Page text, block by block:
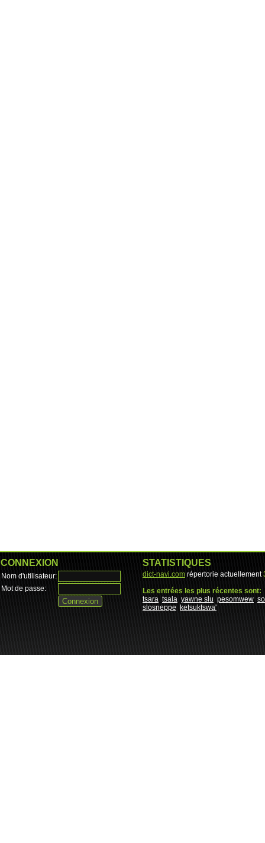
CONNEXION
Nom d'utilisateur:
Mot de passe:
STATISTIQUES
dict-navi.com répertorie actuellement
Les entrées les plus récentes sont:
tsara tsala yawne slu pesomwew
slosneppe
ketsuktswa'